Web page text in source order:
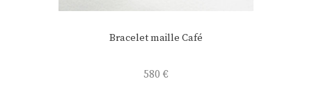
Bracelet maille Café
580 €